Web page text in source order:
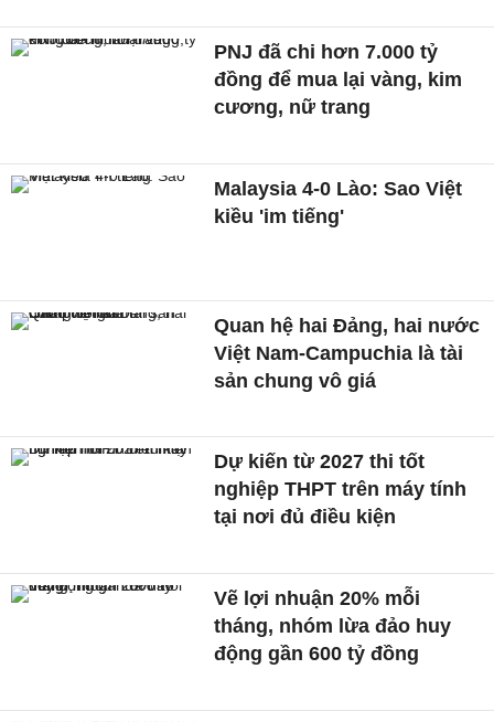
PNJ đã chi hơn 7.000 tỷ
đồng để mua lại vàng, kim
cương, nữ trang
Malaysia 4-0 Lào: Sao Việt
kiều 'im tiếng'
Quan hệ hai Đảng, hai nước
Việt Nam-Campuchia là tài
sản chung vô giá ​
Dự kiến từ 2027 thi tốt
nghiệp THPT trên máy tính
tại nơi đủ điều kiện
Vẽ lợi nhuận 20% mỗi
tháng, nhóm lừa đảo huy
động gần 600 tỷ đồng